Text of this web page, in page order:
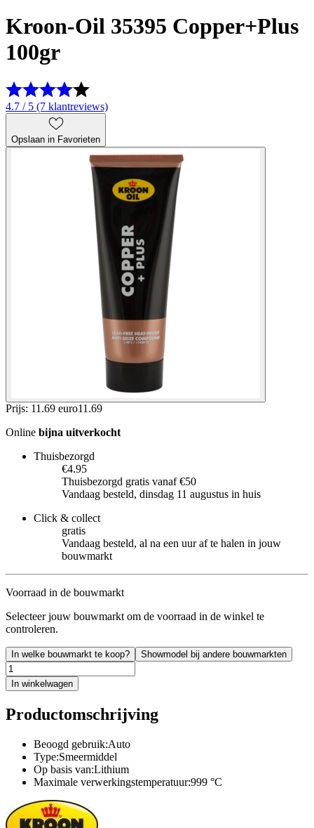
Kroon-Oil 35395 Copper+Plus
100gr
4.7 / 5 (7 klantreviews)
Opslaan in Favorieten
Prijs: 11.69 euro11 .69
Online bijna uitverkocht
Thuisbezorgd
€4.95
Thuisbezorgd gratis vanaf €50
Vandaag besteld, dinsdag 11 augustus in huis
Click & collect
gratis
Vandaag besteld, al na een uur af te halen in jouw
bouwmarkt
Voorraad in de bouwmarkt
Selecteer jouw bouwmarkt om de voorraad in de winkel te
controleren.
In welke bouwmarkt te koop? Showmodel bij andere bouwmarkten
In winkelwagen
Productomschrijving
Beoogd gebruik:Auto
Type:Smeermiddel
Op basis van:Lithium
Maximale verwerkingstemperatuur:999 °C